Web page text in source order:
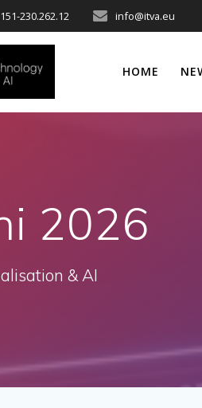
230.262.12 info@itva.eu
HOME
2026
& AI